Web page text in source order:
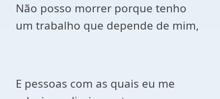
Não posso morrer porque tenho
um trabalho que depende de mim,
E pessoas com as quais eu me